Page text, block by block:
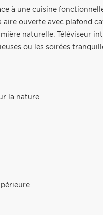
à une cuisine
aire ouverte avec plafond
naturelle. Téléviseur
ou les soirées
la nature